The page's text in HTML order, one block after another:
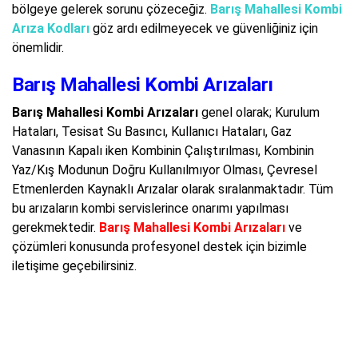
bölgeye gelerek sorunu çözeceğiz. Barış Mahallesi Kombi
Arıza Kodları göz ardı edilmeyecek ve güvenliğiniz için
önemlidir.
Barış Mahallesi Kombi Arızaları
Barış Mahallesi Kombi Arızaları genel olarak; Kurulum
Hataları, Tesisat Su Basıncı, Kullanıcı Hataları, Gaz
Vanasının Kapalı iken Kombinin Çalıştırılması, Kombinin
Yaz/Kış Modunun Doğru Kullanılmıyor Olması, Çevresel
Etmenlerden Kaynaklı Arızalar olarak sıralanmaktadır. Tüm
bu arızaların kombi servislerince onarımı yapılması
gerekmektedir. Barış Mahallesi Kombi Arızaları ve
çözümleri konusunda profesyonel destek için bizimle
iletişime geçebilirsiniz.